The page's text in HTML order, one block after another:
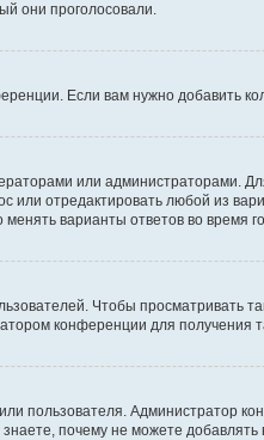
они проголосовали.
Если вам нужно
или администраторами.
или отредактировать любой из
варианты ответов во время
Чтобы просматривать
конференции для получения
пользователя. Администратор
почему не можете